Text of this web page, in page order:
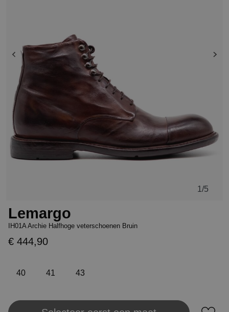
1 /5
Lemargo
IH01A Archie Halfhoge veterschoenen Bruin
€ 444,90
40 41 43